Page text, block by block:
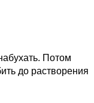
Потом
до растворения